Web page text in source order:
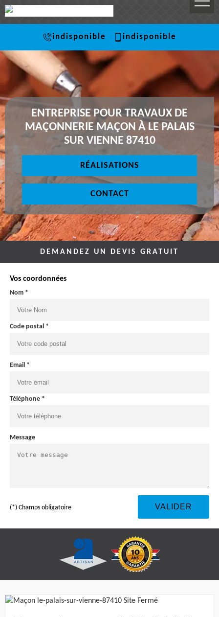
indisponible indisponible
ENTREPRISE POUR TRAVAUX DE
MAÇONNERIE MAÇON À LE PALAIS
SUR VIENNE 87410
RÉALISATIONS
CONTACT
DEMANDEZ UN DEVIS GRATUIT
Vos coordonnées
Nom *
Code postal *
Email *
Téléphone *
Message
(*) Champs obligatoire